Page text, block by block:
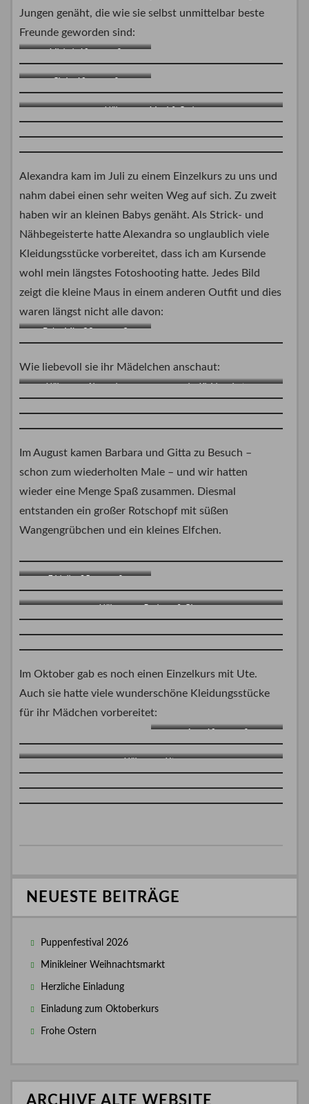
Jungen genäht, die wie sie selbst unmittelbar beste
Freunde geworden sind:
Alexandra kam im Juli zu einem Einzelkurs zu uns und
nahm dabei einen sehr weiten Weg auf sich. Zu zweit
haben wir an kleinen Babys genäht. Als Strick- und
Nähbegeisterte hatte Alexandra so unglaublich viele
Kleidungsstücke vorbereitet, dass ich am Kursende
wohl mein längstes Fotoshooting hatte. Jedes Bild
zeigt die kleine Maus in einem anderen Outfit und dies
waren längst nicht alle davon:
Wie liebevoll sie ihr Mädelchen anschaut:
Im August kamen Barbara und Gitta zu Besuch –
schon zum wiederholten Male – und wir hatten
wieder eine Menge Spaß zusammen. Diesmal
entstanden ein großer Rotschopf mit süßen
Wangengrübchen und ein kleines Elfchen.
Im Oktober gab es noch einen Einzelkurs mit Ute.
Auch sie hatte viele wunderschöne Kleidungsstücke
für ihr Mädchen vorbereitet:
NEUESTE BEITRÄGE
Puppenfestival 2026
Minikleiner Weihnachtsmarkt
Herzliche Einladung
Einladung zum Oktoberkurs
Frohe Ostern
ARCHIVE ALTE WEBSITE